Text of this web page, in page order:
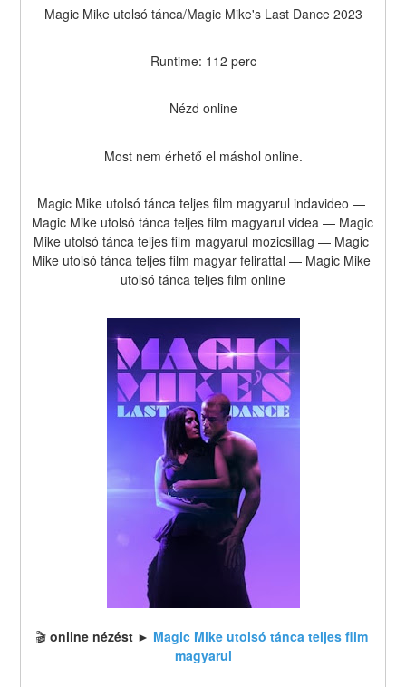
Magic Mike utolsó tánca/Magic Mike's Last Dance 2023
Runtime: 112 perc
Nézd online
Most nem érhető el máshol online.
Magic Mike utolsó tánca teljes film magyarul indavideo —
Magic Mike utolsó tánca teljes film magyarul videa — Magic
Mike utolsó tánca teljes film magyarul mozicsillag — Magic
Mike utolsó tánca teljes film magyar felirattal — Magic Mike
utolsó tánca teljes film online
🎬 online nézést ► Magic Mike utolsó tánca teljes film
magyarul